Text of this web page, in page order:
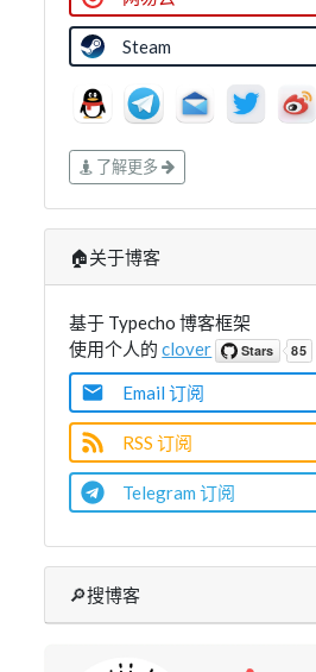
Steam
了解更多
🏠关于博客
基于 Typecho 博客框架
使用个人的clover
Email 订阅
RSS 订阅
Telegram 订阅
🔎搜博客